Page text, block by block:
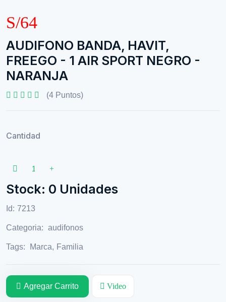
S/64
AUDIFONO BANDA, HAVIT,
FREEGO - 1 AIR SPORT NEGRO -
NARANJA
(4 Puntos)
Cantidad
Stock: 0 Unidades
Id: 7213
Categoria: audifonos
Tags: Marca, Familia
Agregar Carrito Video